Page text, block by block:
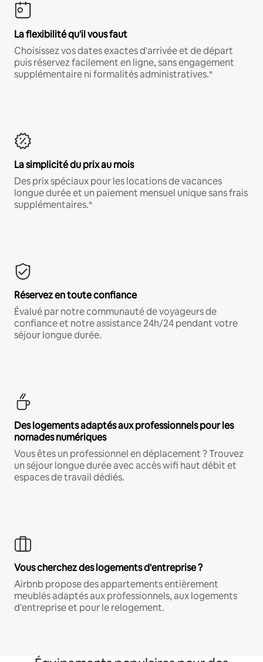
La flexibilité qu'il vous faut
Choisissez vos dates exactes d'arrivée et de départ
puis réservez facilement en ligne, sans engagement
supplémentaire ni formalités administratives.*
La simplicité du prix au mois
Des prix spéciaux pour les locations de vacances
longue durée et un paiement mensuel unique sans frais
supplémentaires.*
Réservez en toute confiance
Évalué par notre communauté de voyageurs de
confiance et notre assistance 24h/24 pendant votre
séjour longue durée.
Des logements adaptés aux professionnels pour les
nomades numériques
Vous êtes un professionnel en déplacement ? Trouvez
un séjour longue durée avec accès wifi haut débit et
espaces de travail dédiés.
Vous cherchez des logements d'entreprise ?
Airbnb propose des appartements entièrement
meublés adaptés aux professionnels, aux logements
d'entreprise et pour le relogement.